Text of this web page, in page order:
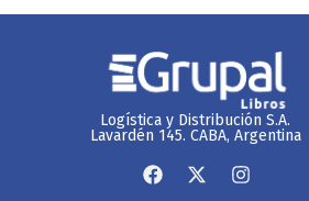
Logística y Distribución S.A.
Lavardén 145. CABA, Argentina